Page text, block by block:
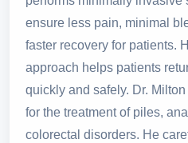
ensure less pain, minimal
faster recovery for patients.
approach helps patients
quickly and safely. Dr.
for the treatment of piles,
colorectal disorders. He